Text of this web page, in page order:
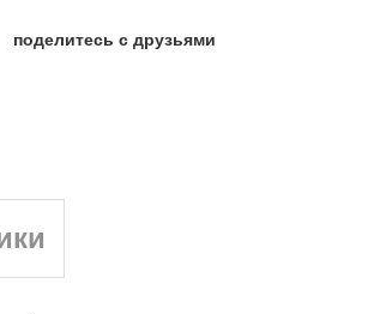
поделитесь с друзьями